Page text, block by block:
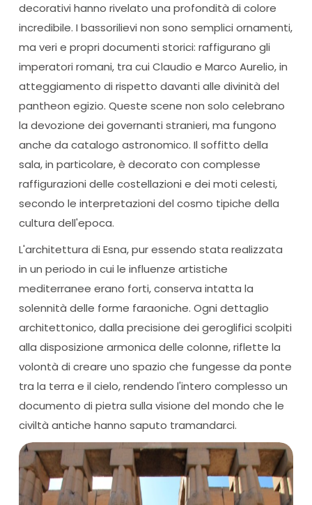
decorativi hanno rivelato una profondità di colore
incredibile. I bassorilievi non sono semplici ornamenti,
ma veri e propri documenti storici: raffigurano gli
imperatori romani, tra cui Claudio e Marco Aurelio, in
atteggiamento di rispetto davanti alle divinità del
pantheon egizio. Queste scene non solo celebrano
la devozione dei governanti stranieri, ma fungono
anche da catalogo astronomico. Il soffitto della
sala, in particolare, è decorato con complesse
raffigurazioni delle costellazioni e dei moti celesti,
secondo le interpretazioni del cosmo tipiche della
cultura dell'epoca.
L'architettura di Esna, pur essendo stata realizzata
in un periodo in cui le influenze artistiche
mediterranee erano forti, conserva intatta la
solennità delle forme faraoniche. Ogni dettaglio
architettonico, dalla precisione dei geroglifici scolpiti
alla disposizione armonica delle colonne, riflette la
volontà di creare uno spazio che fungesse da ponte
tra la terra e il cielo, rendendo l'intero complesso un
documento di pietra sulla visione del mondo che le
civiltà antiche hanno saputo tramandarci.